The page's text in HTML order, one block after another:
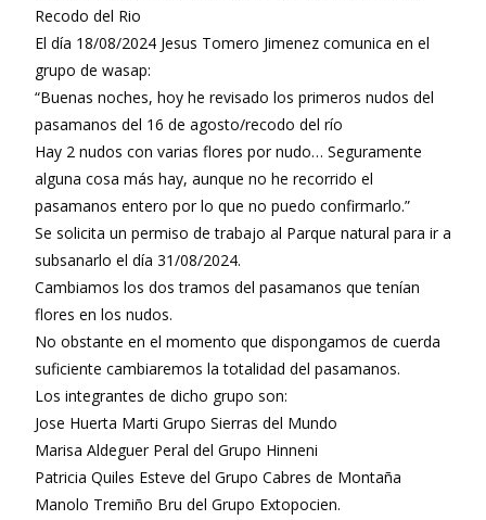
Recodo del Rio
El día 18/08/2024 Jesus Tomero Jimenez comunica en el
grupo de wasap:
“Buenas noches, hoy he revisado los primeros nudos del
pasamanos del 16 de agosto/recodo del río
Hay 2 nudos con varias flores por nudo… Seguramente
alguna cosa más hay, aunque no he recorrido el
pasamanos entero por lo que no puedo confirmarlo.”
Se solicita un permiso de trabajo al Parque natural para ir a
subsanarlo el día 31/08/2024.
Cambiamos los dos tramos del pasamanos que tenían
flores en los nudos.
No obstante en el momento que dispongamos de cuerda
suficiente cambiaremos la totalidad del pasamanos.
Los integrantes de dicho grupo son:
Jose Huerta Marti Grupo Sierras del Mundo
Marisa Aldeguer Peral del Grupo Hinneni
Patricia Quiles Esteve del Grupo Cabres de Montaña
Manolo Tremiño Bru del Grupo Extopocien.